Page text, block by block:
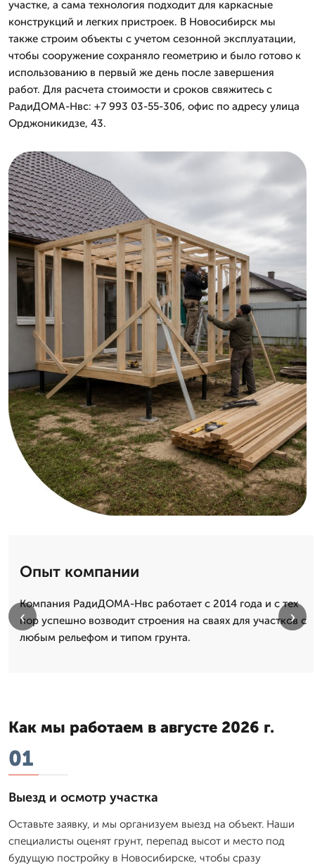
участке, а сама технология подходит для каркасные
конструкций и легких пристроек. В Новосибирск мы
также строим объекты с учетом сезонной эксплуатации,
чтобы сооружение сохраняло геометрию и было готово к
использованию в первый же день после завершения
работ. Для расчета стоимости и сроков свяжитесь с
РадиДОМА-Нвс: +7 993 03-55-306, офис по адресу улица
Орджоникидзе, 43.
Опыт компании
Компания РадиДОМА-Нвс работает с 2014 года и с тех
пор успешно возводит строения на сваях для участков с
любым рельефом и типом грунта.
‹ ›
Как мы работаем в августе 2026 г.
01
Выезд и осмотр участка
Оставьте заявку, и мы организуем выезд на объект. Наши
специалисты оценят грунт, перепад высот и место под
будущую постройку в Новосибирске, чтобы сразу